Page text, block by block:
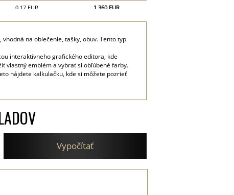
0,17 EUR
1 360 EUR
0,13 EUR
1 950 EUR
0,12 EUR 2 400 EUR
na oblečenie, tašky, obuv. Tento typ
interaktívneho grafického editora, kde
vlastný emblém a vybrať si obľúbené farby.
nájdete kalkulačku, kde si môžete pozrieť
Vypočítať